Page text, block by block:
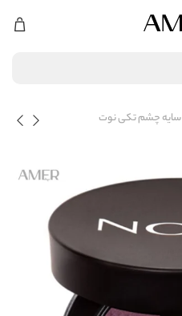
سایه چشم تکی نوت